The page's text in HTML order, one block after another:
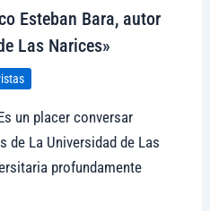
Esteban Bara, autor
Las Narices»
un placer conversar
de La Universidad de Las
profundamente